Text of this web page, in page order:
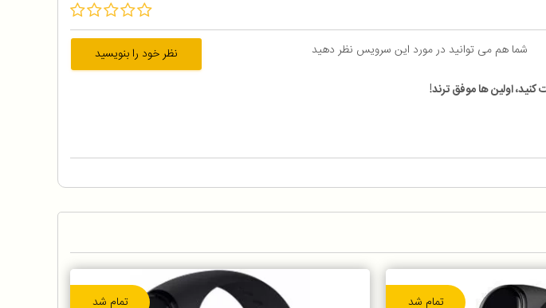
شما هم می توانید در مورد این سرویس نظر دهید
نظر خود را بنویسید
کنید، اولین ها موفق ترند!
تمام شد تمام شد